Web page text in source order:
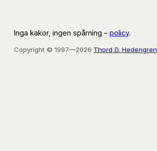
Inga kakor, ingen spårning – policy.
Copyright © 1997—2026 Thord D. Hedengren